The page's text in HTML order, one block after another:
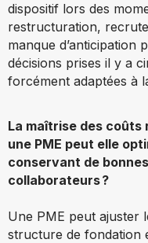
dispositif lors des
restructuration,
manque d’anticipation
décisions prises il y a
forcément adaptées à
La maîtrise des coûts
une PME peut elle
conservant de
collaborateurs ?
Une PME peut ajuster
structure de fondation